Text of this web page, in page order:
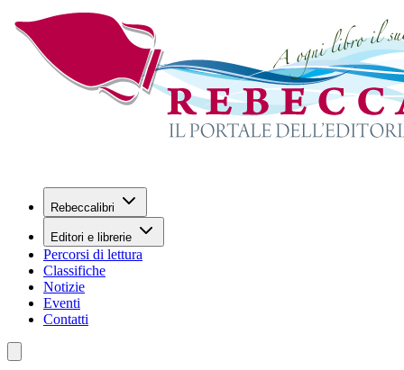
Rebeccalibri
Editori e librerie
Percorsi di lettura
Classifiche
Notizie
Eventi
Contatti